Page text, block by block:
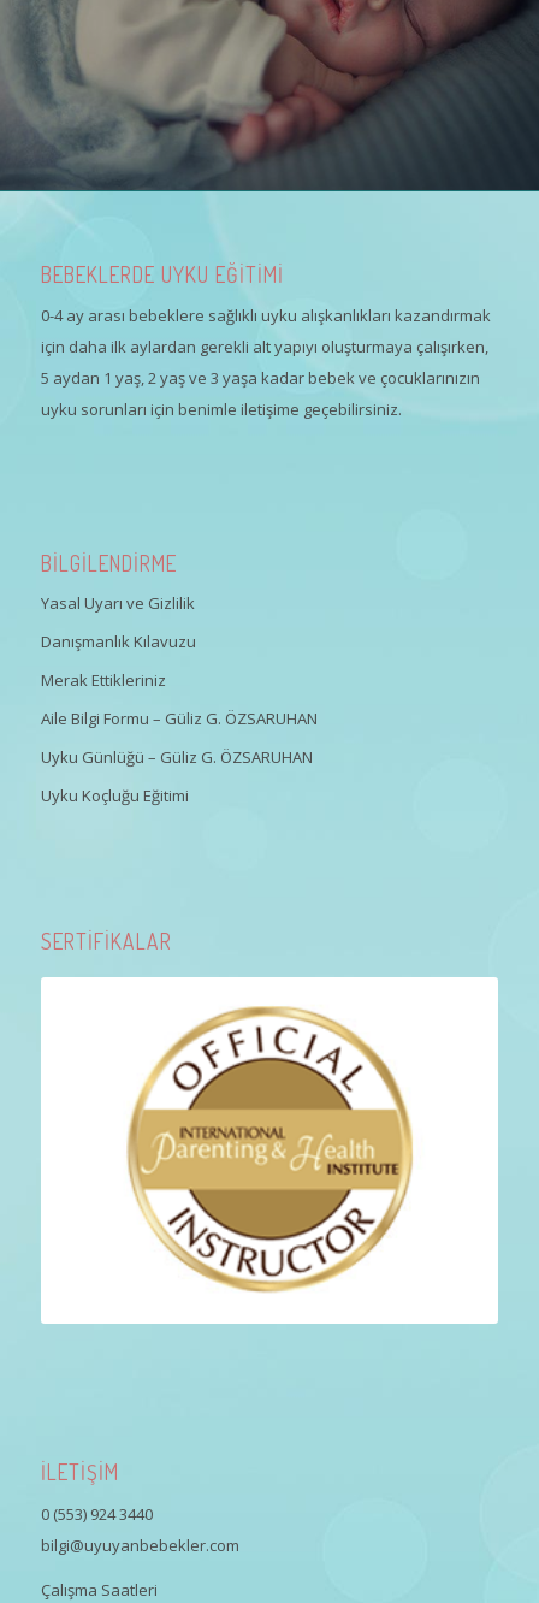
BEBEKLERDE UYKU EĞİTİMİ
0-4 ay arası bebeklere sağlıklı uyku alışkanlıkları kazandırmak
için daha ilk aylardan gerekli alt yapıyı oluşturmaya çalışırken,
5 aydan 1 yaş, 2 yaş ve 3 yaşa kadar bebek ve çocuklarınızın
uyku sorunları için benimle iletişime geçebilirsiniz.
BİLGİLENDİRME
Yasal Uyarı ve Gizlilik
Danışmanlık Kılavuzu
Merak Ettikleriniz
Aile Bilgi Formu – Güliz G. ÖZSARUHAN
Uyku Günlüğü – Güliz G. ÖZSARUHAN
Uyku Koçluğu Eğitimi
SERTİFİKALAR
İLETİŞİM
0 (553) 924 3440
bilgi@uyuyanbebekler.com
Çalışma Saatleri